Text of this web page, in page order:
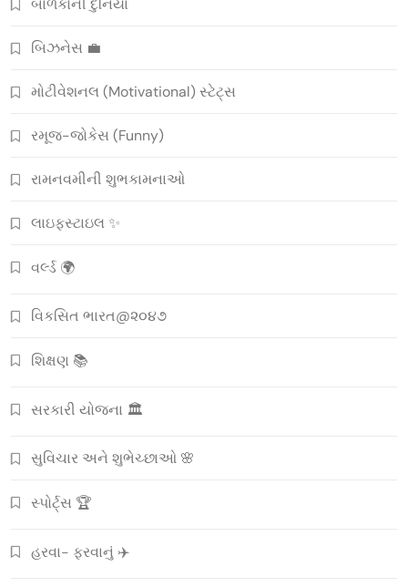
બાળકોની દુનિયા
બિઝનેસ 💼
મોટીવેશનલ (Motivational) સ્ટેટ્સ
રમૂજ-જોકેસ (Funny)
રામનવમીની શુભકામનાઓ
લાઇફસ્ટાઇલ ✨
વર્લ્ડ 🌍
વિકસિત ભારત@૨૦૪૭
શિક્ષણ 📚
સરકારી યોજના 🏛️
સુવિચાર અને શુભેચ્છાઓ 🌸
સ્પોર્ટ્સ 🏆
હરવા- ફરવાનું ✈️